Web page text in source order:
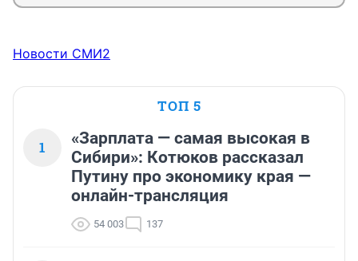
Новости СМИ2
ТОП 5
1
«Зарплата — самая высокая в
Сибири»: Котюков рассказал
Путину про экономику края —
онлайн-трансляция
54 003 137